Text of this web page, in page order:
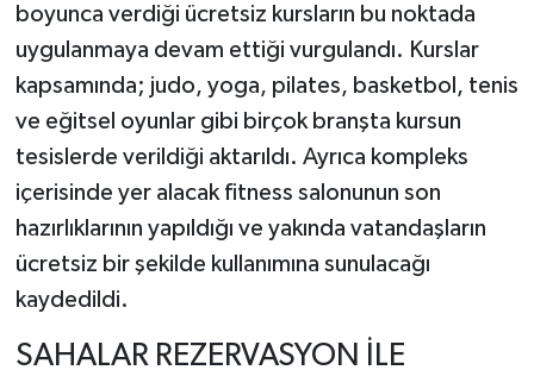
boyunca verdiği ücretsiz kursların bu noktada
uygulanmaya devam ettiği vurgulandı. Kurslar
kapsamında; judo, yoga, pilates, basketbol, tenis
ve eğitsel oyunlar gibi birçok branşta kursun
tesislerde verildiği aktarıldı. Ayrıca kompleks
içerisinde yer alacak fitness salonunun son
hazırlıklarının yapıldığı ve yakında vatandaşların
ücretsiz bir şekilde kullanımına sunulacağı
kaydedildi.
SAHALAR REZERVASYON İLE